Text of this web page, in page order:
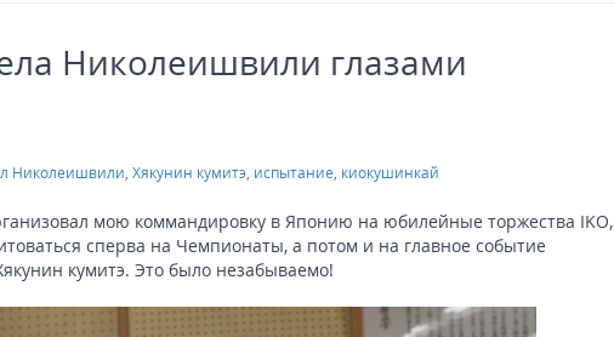
Николеишвили глазами
Николеишвили, Хякунин кумитэ, испытание, киокушинкай
мою коммандировку в Японию на юбилейные торжества IKO,
сперва на Чемпионаты, а потом и на главное событие
кумитэ. Это было незабываемо!